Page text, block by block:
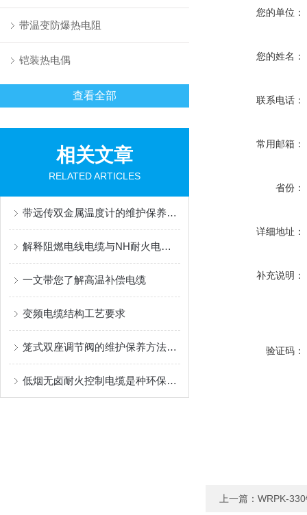
带温变防爆热电阻
铠装热电偶
查看全部
相关文章
RELATED ARTICLES
带远传双金属温度计的维护保养需要从多个方面入手
解释阻燃电线电缆与NH耐火电线电缆的区别
一文带您了解高温补偿电缆
变频电缆结构工艺要求
笼式双座调节阀的维护保养方法有哪些？
低烟无卤耐火控制电缆是种环保且安全的电缆产品
您的单位：
您的姓名：
联系电话：
常用邮箱：
省份：
详细地址：
补充说明：
验证码：
上一篇： WRPK-